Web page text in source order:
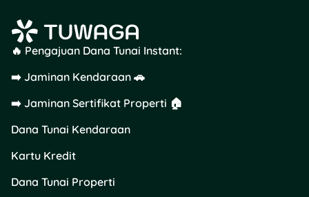
🔥 Pengajuan Dana Tunai Instant:
➡️ Jaminan Kendaraan 🚗
➡️ Jaminan Sertifikat Properti 🏠
Dana Tunai Kendaraan
Kartu Kredit
Dana Tunai Properti